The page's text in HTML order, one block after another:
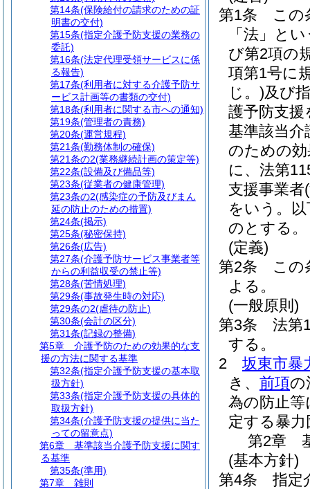
第1条
この
「法」と
び第2項の
項第1号に
じ。)及び
護予防支
基準該当
のための
に、法第
支援事業者
をいう。
のとする。
(定義)
第2条
この
よる。
(一般原則)
第3条
法第
する。
2
坂東市暴
き、 前項の
為の防止
定する暴
第2章
(基本方針)
第4条
指定
第14条(保険給付の請求のための証
明書の交付)
第15条(指定介護予防支援の業務の
委託)
第16条(法定代理受領サービスに係
る報告)
第17条(利用者に対する介護予防サ
ービス計画等の書類の交付)
第18条(利用者に関する市への通知)
第19条(管理者の責務)
第20条(運営規程)
第21条(勤務体制の確保)
第21条の2(業務継続計画の策定等)
第22条(設備及び備品等)
第23条(従業者の健康管理)
第23条の2(感染症の予防及びまん
延の防止のための措置)
第24条(掲示)
第25条(秘密保持)
第26条(広告)
第27条(介護予防サービス事業者等
からの利益収受の禁止等)
第28条(苦情処理)
第29条(事故発生時の対応)
第29条の2(虐待の防止)
第30条(会計の区分)
第31条(記録の整備)
第5章
介護予防のための効果的な支
援の方法に関する基準
第32条(指定介護予防支援の基本取
扱方針)
第33条(指定介護予防支援の具体的
取扱方針)
第34条(介護予防支援の提供に当た
っての留意点)
第6章
基準該当介護予防支援に関す
る基準
第35条(準用)
第7章
雑則